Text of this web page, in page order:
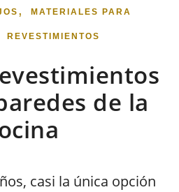
, MATERIALES PARA
REVESTIMIENTOS
de la
casi la única opción